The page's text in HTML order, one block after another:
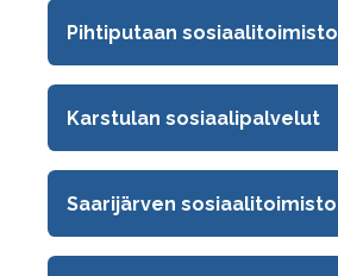
Pihtiputaan sosiaalitoimisto
Karstulan sosiaalipalvelut
Saarijärven sosiaalitoimisto